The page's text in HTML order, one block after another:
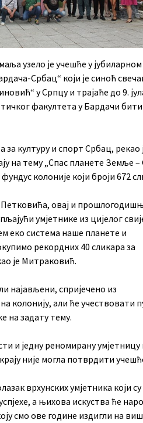
узело је учешће у јубиларном
Србац“ који је синоћ
у Српцу и трајаће до 9.
факултета у Бардачи бити
културу и спорт Србац, рекао
на тему „Спас планете Земље –
колоније који броји 672
Петковића, овај и
умјетнике из цијелог
еко система наше планете и
рекордних 40 сликара за
је Митраковић.
најављени, спријечено из
колонију, али ће учествовати
на задату тему.
и једну реномирану умјетницу
није могла потврдити
врхунских умјетника који су
а њихова искуства ће
смо ове године издигли на